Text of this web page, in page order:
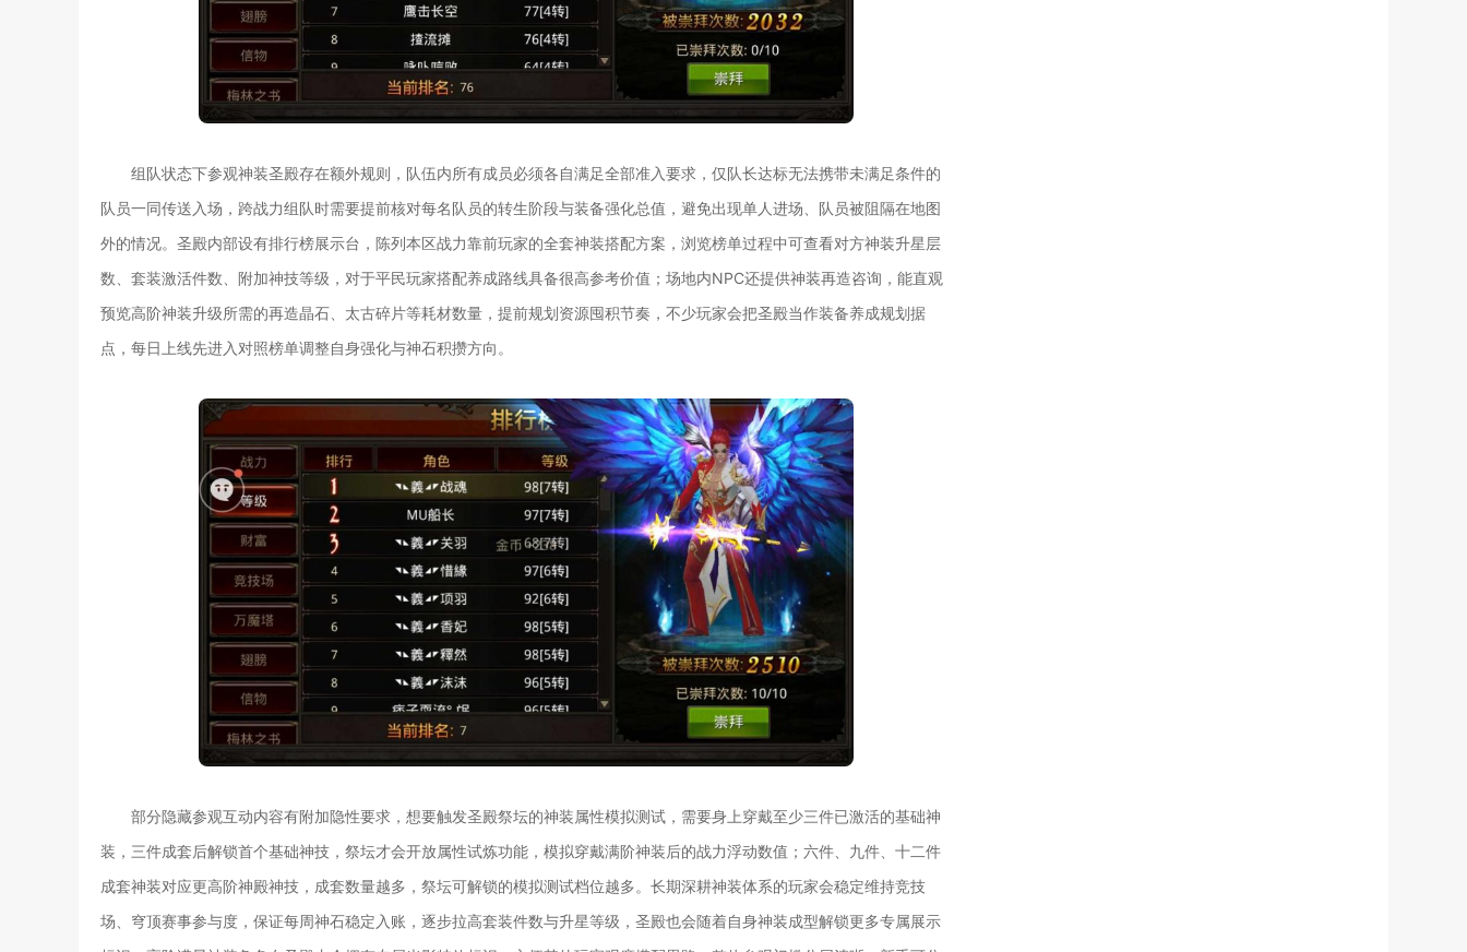
组队状态下参观神装圣殿存在额外规则，队伍内所有成员必须各自满足全部准入要求，仅队长达标无法携带未满足条件的
队员一同传送入场，跨战力组队时需要提前核对每名队员的转生阶段与装备强化总值，避免出现单人进场、队员被阻隔在地图
外的情况。圣殿内部设有排行榜展示台，陈列本区战力靠前玩家的全套神装搭配方案，浏览榜单过程中可查看对方神装升星层
数、套装激活件数、附加神技等级，对于平民玩家搭配养成路线具备很高参考价值；场地内NPC还提供神装再造咨询，能直观
预览高阶神装升级所需的再造晶石、太古碎片等耗材数量，提前规划资源囤积节奏，不少玩家会把圣殿当作装备养成规划据
点，每日上线先进入对照榜单调整自身强化与神石积攒方向。
部分隐藏参观互动内容有附加隐性要求，想要触发圣殿祭坛的神装属性模拟测试，需要身上穿戴至少三件已激活的基础神
装，三件成套后解锁首个基础神技，祭坛才会开放属性试炼功能，模拟穿戴满阶神装后的战力浮动数值；六件、九件、十二件
成套神装对应更高阶神殿神技，成套数量越多，祭坛可解锁的模拟测试档位越多。长期深耕神装体系的玩家会稳定维持竞技
场、穹顶赛事参与度，保证每周神石稳定入账，逐步拉高套装件数与升星等级，圣殿也会随着自身神装成型解锁更多专属展示